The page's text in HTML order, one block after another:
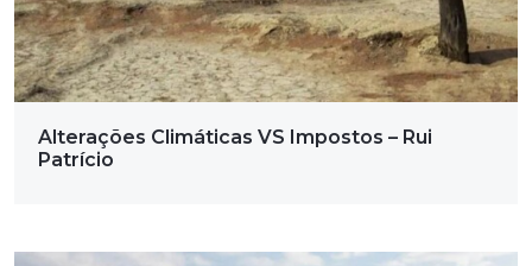
Alterações Climáticas VS Impostos – Rui
Patrício